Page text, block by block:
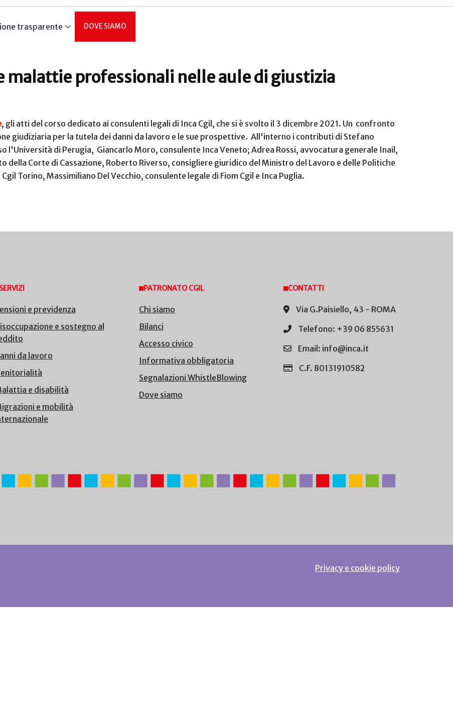
trasparente DOVE SIAMO
malattie professionali nelle aule di giustizia
, gli atti del corso dedicato ai consulenti legali di Inca Cgil, che si è svolto il 3 dicembre 2021. Un confronto
giudiziaria per la tutela dei danni da lavoro e le sue prospettive. All'interno i contributi di Stefano
l'Università di Perugia, Giancarlo Moro, consulente Inca Veneto; Adrea Rossi, avvocatura generale Inail,
Corte di Cassazione, Roberto Riverso, consigliere giuridico del Ministro del Lavoro e delle Politiche
Torino, Massimiliano Del Vecchio, consulente legale di Fiom Cgil e Inca Puglia.
SERVIZI
e previdenza
e sostegno al
da lavoro
e disabilità
e mobilità
PATRONATO CGIL
Chi siamo
Bilanci
Accesso civico
Informativa obbligatoria
Segnalazioni WhistleBlowing
Dove siamo
CONTATTI
Via G.Paisiello, 43 - ROMA
Telefono: +39 06 855631
Email: info@inca.it
C.F. 80131910582
Privacy e cookie policy